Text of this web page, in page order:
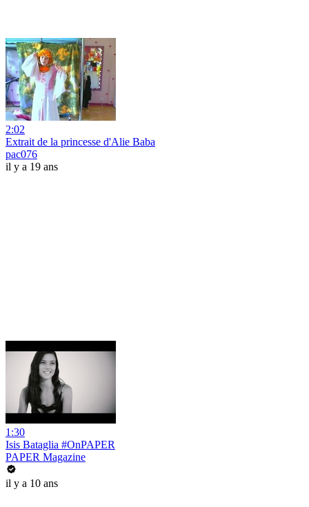
2:02
Extrait de la princesse d'Alie Baba
pac076
il y a 19 ans
1:30
Isis Bataglia #OnPAPER
PAPER Magazine
il y a 10 ans